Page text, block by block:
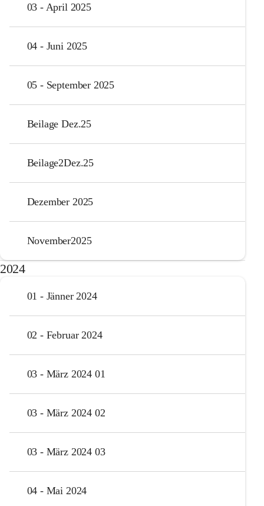
03 - April 2025
04 - Juni 2025
05 - September 2025
Beilage Dez.25
Beilage2Dez.25
Dezember 2025
November2025
2024
01 - Jänner 2024
02 - Februar 2024
03 - März 2024 01
03 - März 2024 02
03 - März 2024 03
04 - Mai 2024